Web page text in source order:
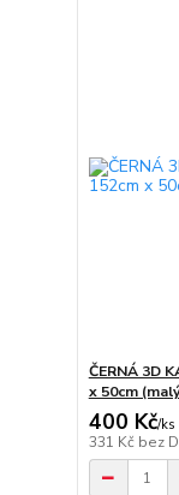
ČERNÁ 3D
x 50cm
400 Kč/ks
331 Kč bez